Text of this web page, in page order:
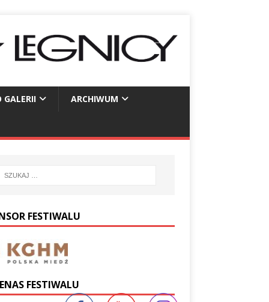
GALERII ARCHIWUM
FESTIWALU
FESTIWALU